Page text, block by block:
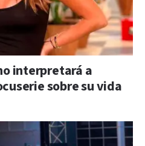
interpretará a
sobre su vida